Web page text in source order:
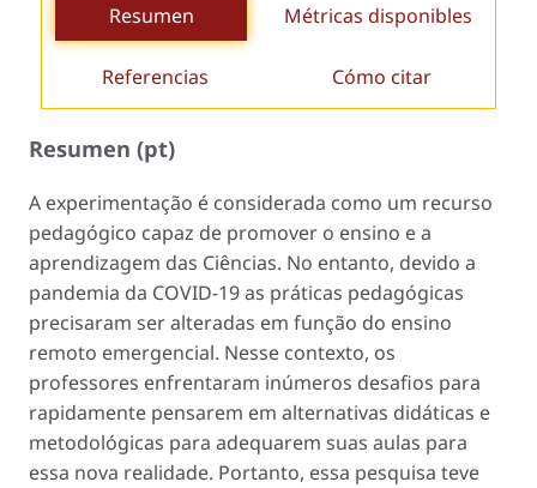
Resumen Métricas disponibles
Referencias Cómo citar
Resumen (pt)
A experimentação é considerada como um recurso
pedagógico capaz de promover o ensino e a
aprendizagem das Ciências. No entanto, devido a
pandemia da COVID-19 as práticas pedagógicas
precisaram ser alteradas em função do ensino
remoto emergencial. Nesse contexto, os
professores enfrentaram inúmeros desafios para
rapidamente pensarem em alternativas didáticas e
metodológicas para adequarem suas aulas para
essa nova realidade. Portanto, essa pesquisa teve